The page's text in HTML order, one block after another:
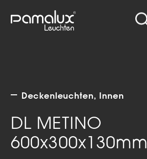
Deckenleuchten Innen
DL METINO
600x300x130mm